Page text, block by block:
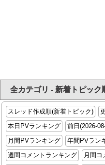
全カテゴリ - 新着トピック
スレッド作成順(新着トピック)
本日PVランキング
前日(2026-
月間PVランキング
年間PVラン
週間コメントランキング
月間